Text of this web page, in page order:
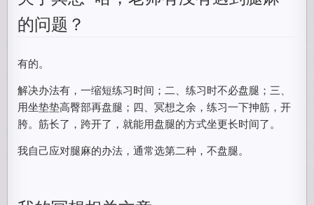
的问题？
有的。
解决办法有，一缩短练习时间；二、练习时不必盘腿；三、
用坐垫垫高臀部再盘腿；四、冥想之余，练习一下抻筋，开
胯。筋长了，跨开了，就能用盘腿的方式坐更长时间了。
我自己应对腿麻的办法，通常选第二种，不盘腿。